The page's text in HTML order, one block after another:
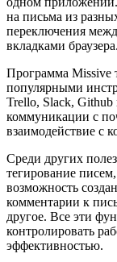
на письма из
переключения
вкладками браузера.
Программа Missive
популярными
Trello, Slack, Github
коммуникации с
взаимодействие с
Среди других
тегирование
возможность
комментарии к
другое. Все эти
контролировать
эффективностью.